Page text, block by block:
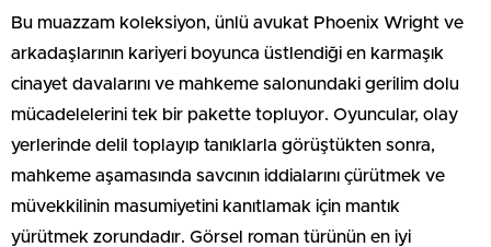
Bu muazzam koleksiyon, ünlü avukat Phoenix Wright ve
arkadaşlarının kariyeri boyunca üstlendiği en karmaşık
cinayet davalarını ve mahkeme salonundaki gerilim dolu
mücadelelerini tek bir pakette topluyor. Oyuncular, olay
yerlerinde delil toplayıp tanıklarla görüştükten sonra,
mahkeme aşamasında savcının iddialarını çürütmek ve
müvekkilinin masumiyetini kanıtlamak için mantık
yürütmek zorundadır. Görsel roman türünün en iyi